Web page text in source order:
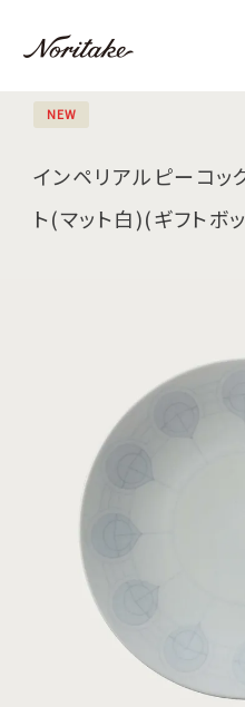
NEW
インペリアルピーコ
ト(マット白)(ギフトボ